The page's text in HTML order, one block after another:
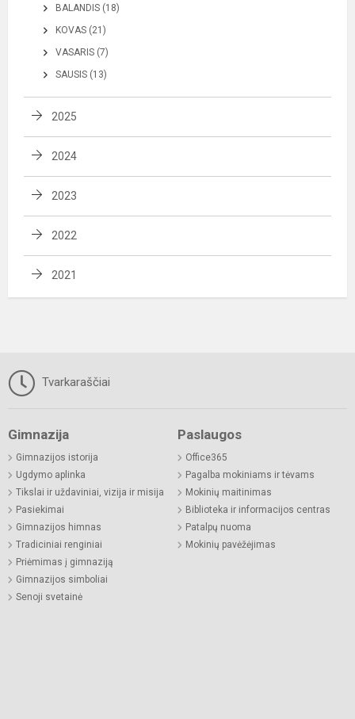
BALANDIS (18)
KOVAS (21)
VASARIS (7)
SAUSIS (13)
2025
2024
2023
2022
2021
Tvarkaraščiai
Gimnazija
Gimnazijos istorija
Ugdymo aplinka
Tikslai ir uždaviniai, vizija ir misija
Pasiekimai
Gimnazijos himnas
Tradiciniai renginiai
Priėmimas į gimnaziją
Gimnazijos simboliai
Senoji svetainė
Paslaugos
Office365
Pagalba mokiniams ir tėvams
Mokinių maitinimas
Biblioteka ir informacijos centras
Patalpų nuoma
Mokinių pavėžėjimas